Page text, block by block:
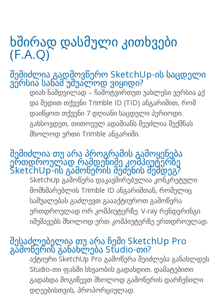
ხშირად დასმული კითხვები
(F.A.Q)
შემიძლია გადმოვწერო SketchUp-ის საცდელი
ვერსია სანამ უშუალოდ ვიყიდი?
დიახ ნამდვილად – ჩამოტვირთეთ უახლესი ვერსია აქ
და შედით თქვენი Trimble ID (TID) ანგარიშით, რომ
დაიწყოთ თქვენი 7 დღიანი საცდელი პერიოდი.
გახსოვდეთ, თითოეულ ადამიანს შეუძლია შექმნას
მხოლოდ ერთი Trimble ანგარიში.
შემიძლია თუ არა პროგრამის გამოყენება
ერთდროულად რამდენიმე კომპიუტერზე
SketchUp-ის გამოწერის შეძენის შემდეგ?
SketchUp გამოწერა დაკავშირებულია კონკრეტული
მომხმარებლის Trimble ID ანგარიშთან, რომელიც
საშუალებას გაძლევთ გაააქტიუროთ გამოწერა
ერთდროულად ორ კომპიუტერზე. V-ray რენდერინგი
იმუშავებს მხოლოდ ერთ კომპიუტერზე ერთდროულად.
შესაძლებელია თუ არა ჩემი SketchUp Pro
გამოწერის განახლება Studio-თი?
აქტიური SketchUp Pro გამოწერა შეიძლება განახლდეს
Studio-თი ფასში სხვაობის გადახდით. დამატებითი
გადახდა მოგიწევთ მხოლოდ გამოწერის დარჩენილი
დღეებისთვის, პროპორციულად.